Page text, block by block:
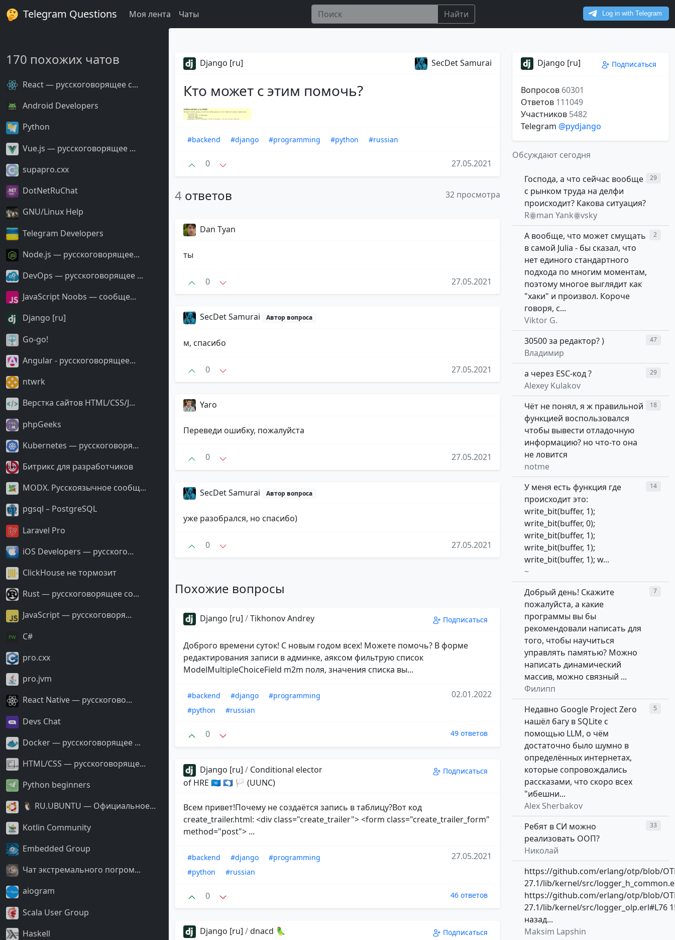
Telegram Questions Моя лента Чаты Найти
170 похожих чатов
React — русскоговорящее с...
Android Developers
Python
Vue.js — русскоговорящее ...
supapro.cxx
DotNetRuChat
GNU/Linux Help
Telegram Developers
Node.js — русскоговорящее...
DevOps — русскоговорящее ...
JavaScript Noobs — сообще...
Django [ru]
Go-go!
Angular - русскоговорящее...
ntwrk
Верстка сайтов HTML/CSS/J...
phpGeeks
Kubernetes — русскоговоря...
Битрикс для разработчиков
MODX. Русскоязычное сообщ...
pgsql – PostgreSQL
Laravel Pro
iOS Developers — русского...
ClickHouse не тормозит
Rust — русскоговорящее со...
JavaScript — русскоговоря...
С#
pro.cxx
pro.jvm
React Native — русскогово...
Devs Chat
Docker — русскоговорящее ...
HTML/CSS — русскоговоряще...
Python beginners
🐧 RU.UBUNTU — Официальное...
Kotlin Community
Embedded Group
Чат экстремального погром...
aiogram
Scala User Group
Haskell
Django [ru] SecDet Samurai
Кто может с этим помочь?
#backend #django #programming #python #russian
0 27.05.2021
4 ответов 32 просмотра
Dan Tyan
ты
0 27.05.2021
SecDet Samurai Автор вопроса
м, спасибо
0 27.05.2021
Yaro
Переведи ошибку, пожалуйста
0 27.05.2021
SecDet Samurai Автор вопроса
уже разобрался, но спасибо)
0 27.05.2021
Похожие вопросы
Django [ru] /Tikhonov Andrey Подписаться
Доброго времени суток! С новым годом всех! Можете помочь? В форме
редактирования записи в админке, аяксом фильтрую список
ModelMultipleChoiceField m2m поля, значения списка вы...
#backend #django
#programming
#python
#russian
02.01.2022
0 49 ответов
Django [ru] / Conditional elector
of HRE 🇺🇳 🇦🇶 🏳 (UUNC)
Подписаться
Всем привет!Почему не создаётся запись в таблицу?Вот код
create_trailer.html: <div class="create_trailer"> <form class="create_trailer_form"
method="post"> ...
#backend #django
#programming
#python
#russian
27.05.2021
0 46 ответов
Django [ru] /dnacd 🦜 Подписаться
Django [ru] Подписаться
Вопросов 60301
Ответов 111049
Участников 5482
Telegram @pydjango
Обсуждают сегодня
Господа, а что сейчас вообще
с рынком труда на делфи
происходит? Какова ситуация?
Rꙮman Yankꙮvsky
29
А вообще, что может смущать
в самой Julia - бы сказал, что
нет единого стандартного
подхода по многим моментам,
поэтому многое выглядит как
"хаки" и произвол. Короче
говоря, с...
Viktor G.
2
30500 за редактор? )
Владимир
47
а через ESC-код ?
Alexey Kulakov
29
Чёт не понял, я ж правильной
функцией воспользовался
чтобы вывести отладочную
информацию? но что-то она
не ловится
notme
18
У меня есть функция где
происходит это:
write_bit(buffer, 1);
write_bit(buffer, 0);
write_bit(buffer, 1);
write_bit(buffer, 1);
write_bit(buffer, 1); w...
~
14
Добрый день! Скажите
пожалуйста, а какие
программы вы бы
рекомендовали написать для
того, чтобы научиться
управлять памятью? Можно
написать динамический
массив, можно связный ...
Филипп
7
Недавно Google Project Zero
нашёл багу в SQLite с
помощью LLM, о чём
достаточно было шумно в
определённых интернетах,
которые сопровождались
рассказами, что скоро всех
"ибешни...
Alex Sherbakov
5
Ребят в СИ можно
реализовать ООП?
Николай
33
https://github.com/erlang/otp/blob/
27.1/lib/kernel/src/
https://github.com/erlang/otp/blob/
27.1/lib/kernel/src/logger_olp.erl#L76
назад...
Maksim Lapshin